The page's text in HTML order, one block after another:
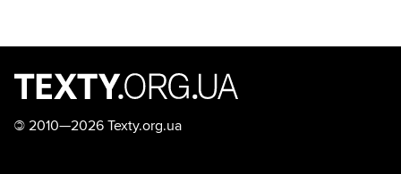
© 2010—2026 Texty.org.ua